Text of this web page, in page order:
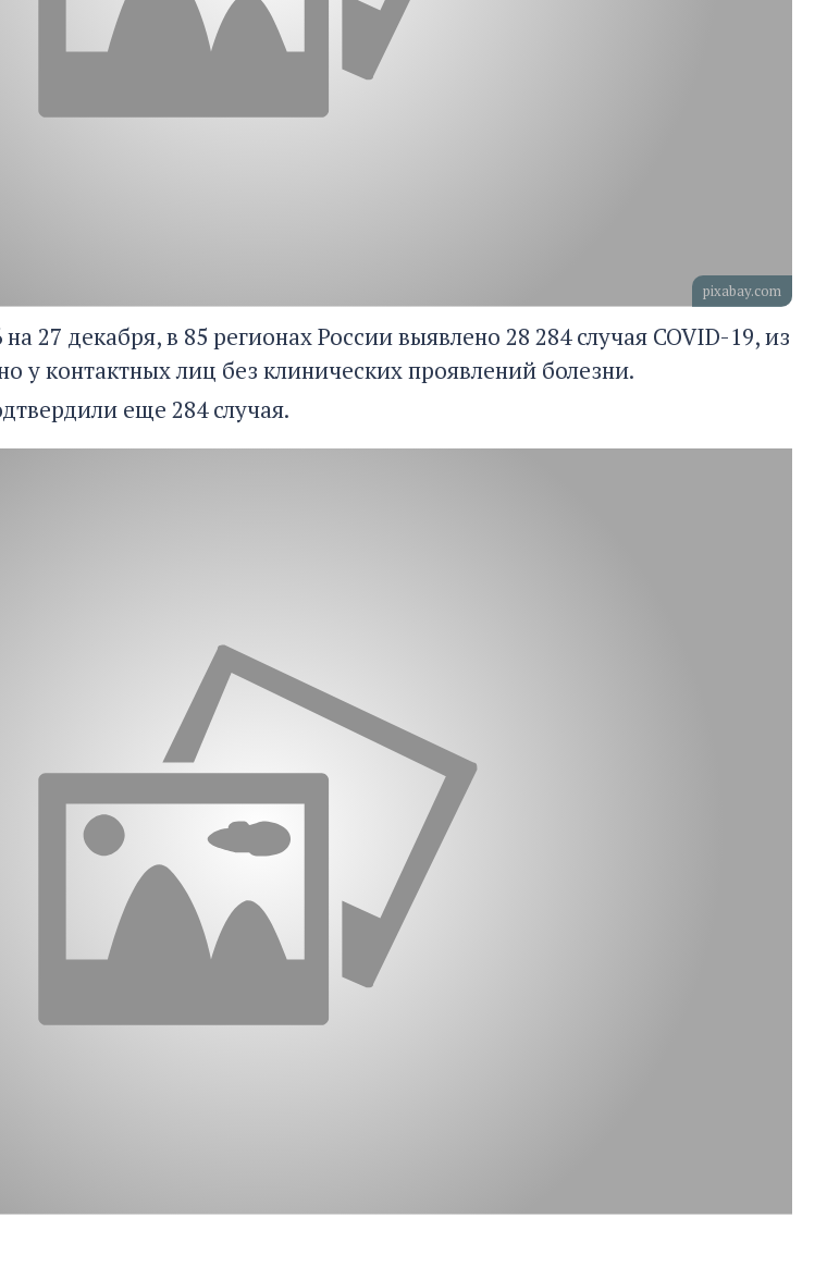
pixabay.com
27 декабря, в 85 регионах России выявлено 28 284 случая COVID-19, из
у контактных лиц без клинических проявлений болезни.
еще 284 случая.